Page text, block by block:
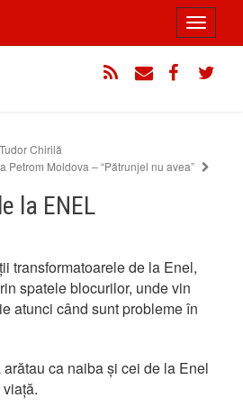
Toggle
Chirilă
Petrom Moldova – “Pătrunjel nu avea”
la ENEL
transformatoarele de la Enel,
spatele blocurilor, unde vin
atunci când sunt probleme în
ca naiba și cei de la Enel